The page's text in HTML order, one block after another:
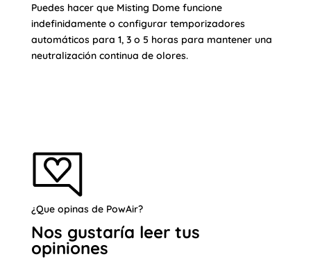
Puedes hacer que Misting Dome funcione
indefinidamente o configurar temporizadores
automáticos para 1, 3 o 5 horas para mantener una
neutralización continua de olores.
¿Que opinas de PowAir?
Nos gustaría leer tus
opiniones